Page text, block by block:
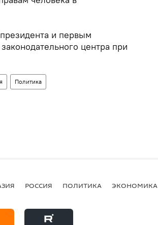
и первым
центра при
Политика
РОССИЯ ПОЛИТИКА ЭКОНОМИКА